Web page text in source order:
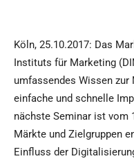
Köln, 25.10.2017: Das
Instituts für Marketing
umfassendes Wissen
einfache und schnelle
nächste Seminar ist vom
Märkte und Zielgruppen
Einfluss der